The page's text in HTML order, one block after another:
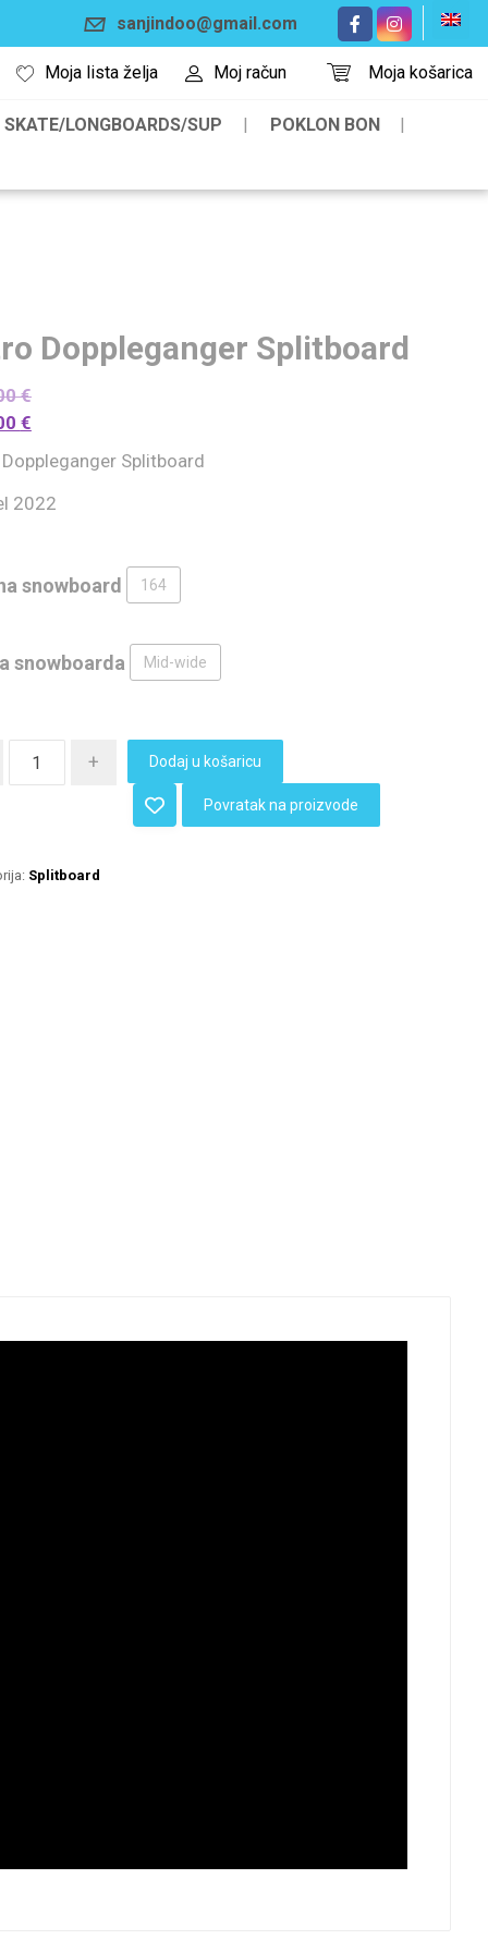
sanjindoo@gmail.com
Moja košarica
Moj račun
Moja lista želja
SKATE/LONGBOARDS/SUP POKLON BON
Doppleganger Splitboard
€
€
Splitboard
2022
snowboard 164
snowboarda Mid-wide
+ Dodaj u košaricu
Povratak na proizvode
Splitboard